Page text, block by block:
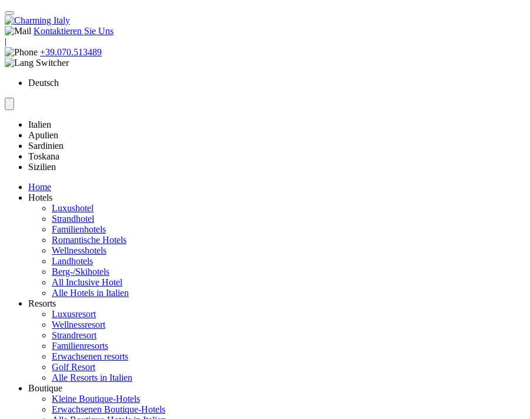
Kontaktieren Sie Uns
|
+39.070.513489
Deutsch
Italien
Apulien
Sardinien
Toskana
Sizilien
Home
Hotels
Luxushotel
Strandhotel
Familienhotels
Romantische Hotels
Wellnesshotels
Landhotels
Berg-/Skihotels
All Inclusive Hotel
Alle Hotels in Italien
Resorts
Luxusresort
Wellnessresort
Strandresort
Familienresorts
Erwachsenen resorts
Golf Resort
Alle Resorts in Italien
Boutique
Kleine Boutique-Hotels
Erwachsenen Boutique-Hotels